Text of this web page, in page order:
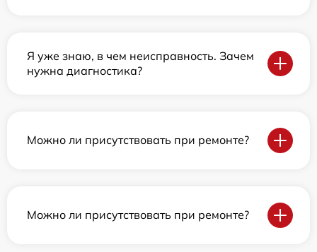
Я уже знаю, в чем неисправность. Зачем
нужна диагностика?
Можно ли присутствовать при ремонте?
Можно ли присутствовать при ремонте?